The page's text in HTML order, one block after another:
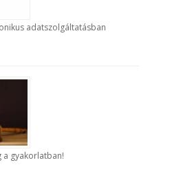
adatszolgáltatásban
a gyakorlatban!